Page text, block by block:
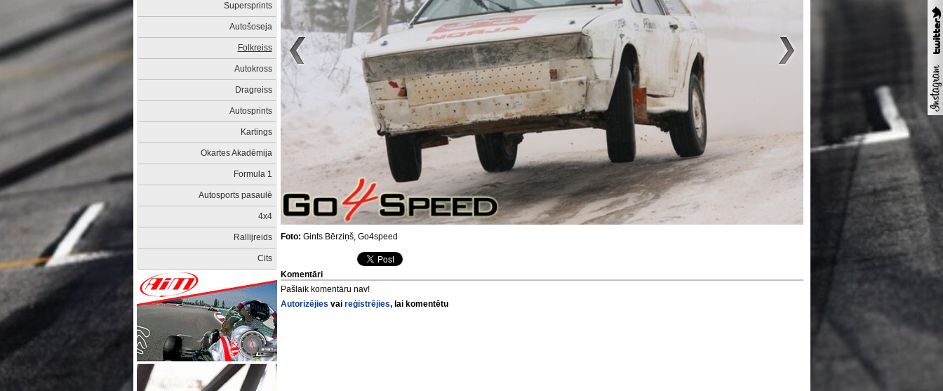
Supersprints
Autošoseja
Folkreiss
Autokross
Dragreiss
Autosprints
Kartings
Okartes Akadēmija
Formula 1
Autosports pasaulē
4x4
Rallijreids
Cits
Foto: Gints Bērziņš, Go4speed
Komentāri
Pašlaik komentāru nav!
Autorizējies vai reģistrējies, lai komentētu